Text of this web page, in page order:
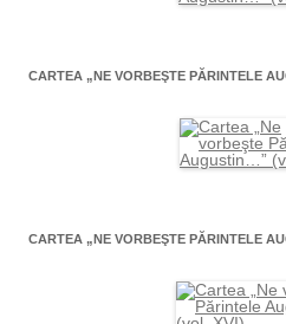
CARTEA „NE VORBEŞTE PĂRINTELE
CARTEA „NE VORBEŞTE PĂRINTELE